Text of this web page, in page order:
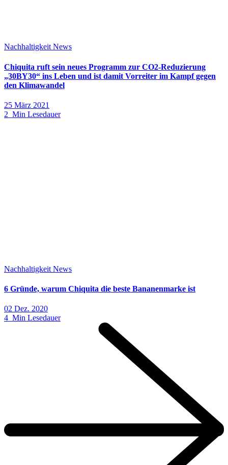
Nachhaltigkeit News
Chiquita ruft sein neues Programm zur CO2-Reduzierung
„30BY30“ ins Leben und ist damit Vorreiter im Kampf gegen
den Klimawandel
25 März 2021
2 Min Lesedauer
Nachhaltigkeit News
6 Gründe, warum Chiquita die beste Bananenmarke ist
02 Dez. 2020
4 Min Lesedauer